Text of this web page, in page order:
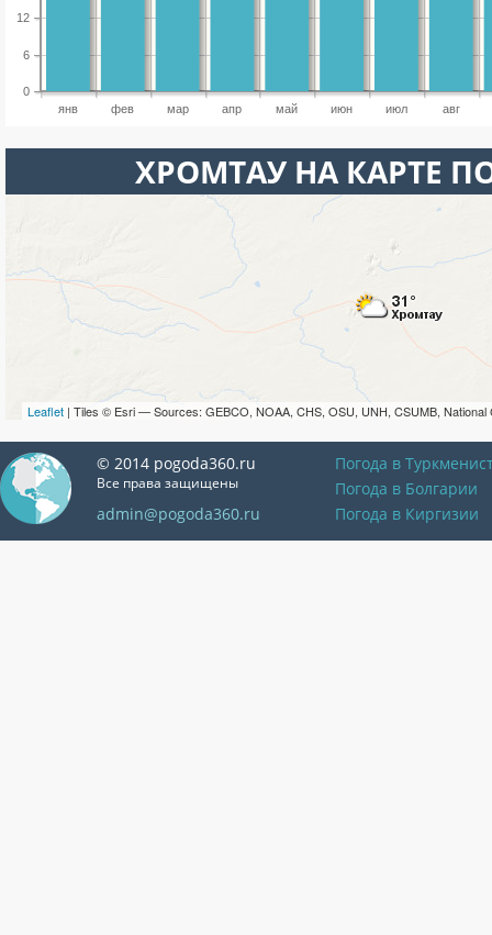
янв фев мар апр май июн июл авг
0
6
12
ХРОМТАУ НА КАРТЕ
Leaflet | Tiles © Esri — Sources: GEBCO, NOAA, CHS, OSU, UNH, CSUMB, National
© 2014 pogoda360.ru
Все права защищены
admin@pogoda360.ru
Погода в
Погода в Болгарии
Погода в Киргизии